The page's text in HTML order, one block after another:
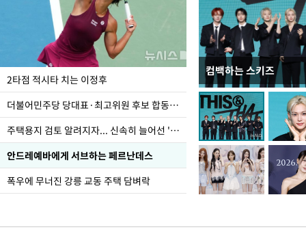
2타점 적시타 치는 이정후
더불어민주당 당대표·최고위원 후보 합동연설회
주택용지 검토 알려지자... 신속히 늘어선 '근조화환'
안드레예바에게 서브하는 페르난데스
폭우에 무너진 강릉 교동 주택 담벼락
컴백하는 스키즈
이번주 국회에는 무